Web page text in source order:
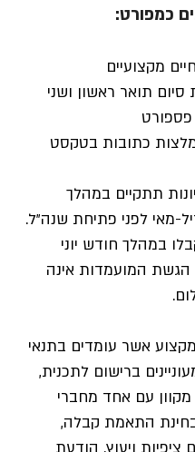
כמפורט:
מקצועיים
סיום תואר ראשון ושני
כתובות בטקסט
תתקיים במהלך
מאי לפני פתיחת שנה״ל.
במהלך חודש יוני
המועמדות אינה
אשר עומדים בתנאי
ברישום לתכנית,
מקוון עם אחד מחברי
התאמת קבלה,